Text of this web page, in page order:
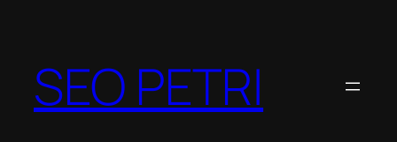
SEO PETRI